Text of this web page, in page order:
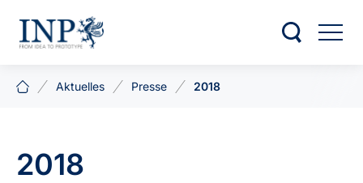
Aktuelles Presse 2018
2018